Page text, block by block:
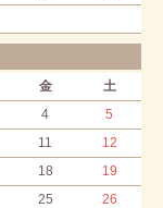
金
土
4
5
11
12
18
19
25
26